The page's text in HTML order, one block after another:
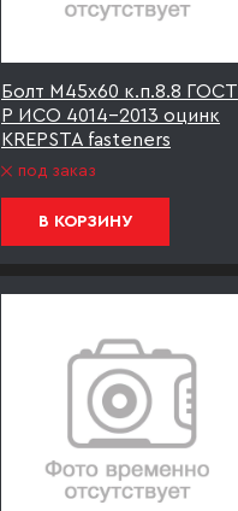
Болт М45х60 к.п.8.8 ГОСТ
Р ИСО 4014-2013 оцинк
KREPSTA fasteners
под заказ
В КОРЗИНУ